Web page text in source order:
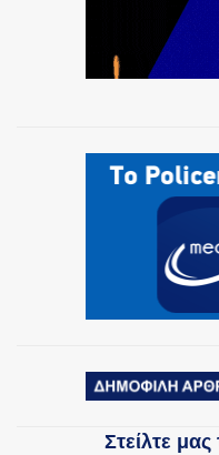
Στείλτε